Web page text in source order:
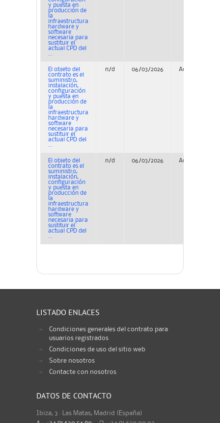
y puesta en
producción de
la
infraestructura
hardware y
software
necesaria para
sustituir el
actual CPD del
...
El objeto del
contrato es el
suministro,
instalación,
configuración
y puesta en
producción de
la
infraestructura
hardware y
software
necesaria para
sustituir el
actual CPD del
...
n/d 06/03/2026 Adjudicación
El objeto del
contrato es el
suministro,
instalación,
configuración
y puesta en
producción de
la
infraestructura
hardware y
software
necesaria para
sustituir el
actual CPD del
...
n/d 06/03/2026 Adjudicación
LISTADO ENLACES
Condiciones generales del contrato para
usuarios registrados
Condiciones de uso del sitio web
Sobre nosotros
Contacte con nosotros
DATOS DE CONTACTO
Ibiza, 3 · Las Matas, Madrid (España)